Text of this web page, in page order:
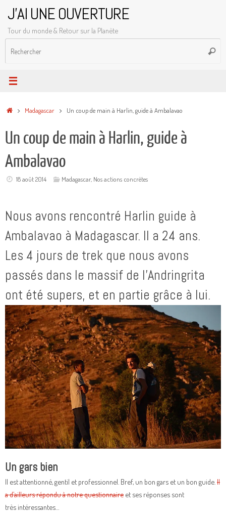
contenu
J'AI UNE OUVERTURE
Tour du monde & Retour sur la Planète
AccueilMadagascar Un coup de main à Harlin, guide à Ambalavao
Un coup de main à Harlin, guide à
Ambalavao
18 août 2014 Madagascar, Nos actions concrètes
Nous avons rencontré Harlin guide à
Ambalavao à Madagascar. Il a 24 ans.
Les 4 jours de trek que nous avons
passés dans le massif de l’Andringrita
ont été supers, et en partie grâce à lui.
Un gars bien
Il est attentionné, gentil et professionnel. Bref, un bon gars et un bon guide. Il
a d’ailleurs répondu à notre questionnaire et ses réponses sont
très intéressantes…